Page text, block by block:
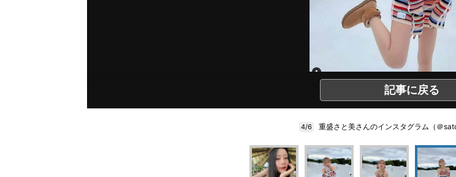
記事に戻る
4/6 重盛さと美さんのインスタグラム（＠